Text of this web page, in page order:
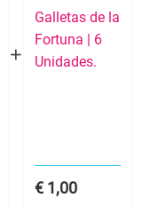
Galletas de la
Fortuna | 6
Unidades.
1,00